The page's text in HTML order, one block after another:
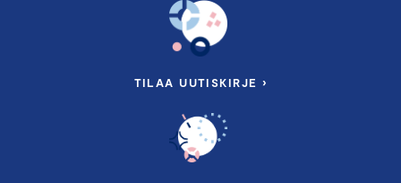
TILAA UUTISKIRJE ›